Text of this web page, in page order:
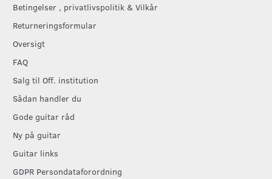
Betingelser , privatlivspolitik & Vilkår
Returneringsformular
Oversigt
FAQ
Salg til Off. institution
Sådan handler du
Gode guitar råd
Ny på guitar
Guitar links
GDPR Persondataforordning